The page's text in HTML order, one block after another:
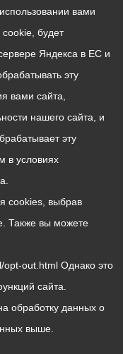
вами
будет
Яндекса в ЕС и
эту
вами сайта,
нашего сайта, и
эту
в условиях
cookies, выбрав
Также вы можете
out.html Однако это
сайта.
обработку данных о
выше.